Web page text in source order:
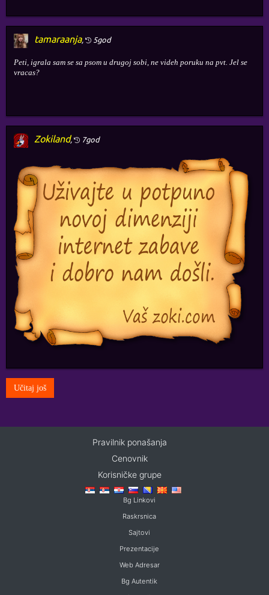
tamaraanja, 5god
Peti, igrala sam se sa psom u drugoj sobi, ne videh poruku na pvt. Jel se
vracas?
Zokiland, 7god
Učitaj još
Pravilnik ponašanja
Cenovnik
Korisničke grupe
Bg Linkovi
Raskrsnica
Sajtovi
Prezentacije
Web Adresar
Bg Autentik